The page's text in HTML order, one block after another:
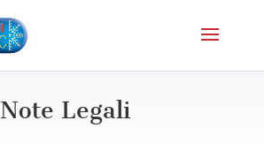
Note Legali